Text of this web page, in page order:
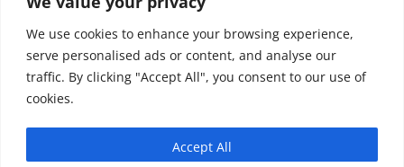
We use cookies to enhance your browsing experience,
serve personalised ads or content, and analyse our
traffic. By clicking "Accept All", you consent to our use of
cookies.
Accept All
Pulizia naturale della casa: 3 ingredienti che
sostituiscono 10 prodotti chimici
Copyright © 2025 Biopianeta.it proprietà di Jws Media
Questo blog non è una testata giornalistica, in quanto
viene aggiornato senza alcuna periodicità. Non può